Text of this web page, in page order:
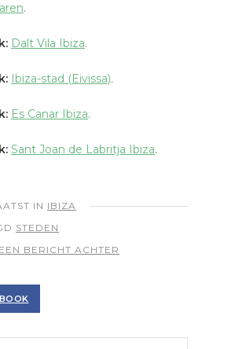
.
Dalt Vila Ibiza.
Ibiza-stad (Eivissa).
Es Canar Ibiza.
Sant Joan de Labritja Ibiza.
IN IBIZA
STEDEN
BERICHT ACHTER